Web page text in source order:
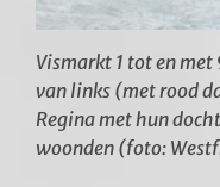
Vismarkt 1 tot en
van links (met rood
Regina met hun
woonden (foto: